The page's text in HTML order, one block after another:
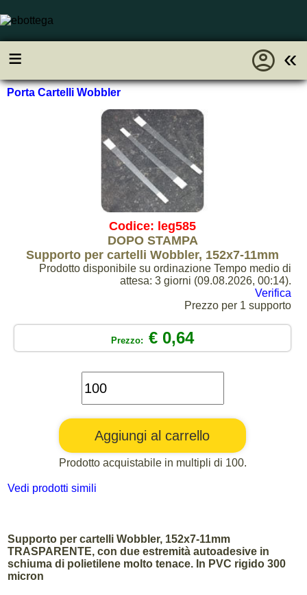
≡ «
account_circle
Porta Cartelli Wobbler
Codice: leg585
DOPO STAMPA
Supporto per cartelli Wobbler, 152x7-11mm
Prodotto disponibile su ordinazione Tempo medio di
attesa: 3 giorni (09.08.2026, 00:14).
Verifica
Prezzo per 1 supporto
Prezzo: € 0,64
Prodotto acquistabile in multipli di 100.
Vedi prodotti simili
Supporto per cartelli Wobbler, 152x7-11mm
TRASPARENTE, con due estremità autoadesive in
schiuma di polietilene molto tenace. In PVC rigido 300
micron